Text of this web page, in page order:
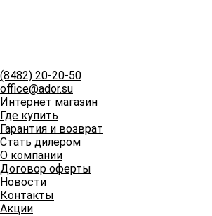
(8482) 20-20-50
office@ador.su
Интернет магазин
Где купить
Гарантия и возврат
Стать дилером
О компании
Договор оферты
Новости
Контакты
Акции